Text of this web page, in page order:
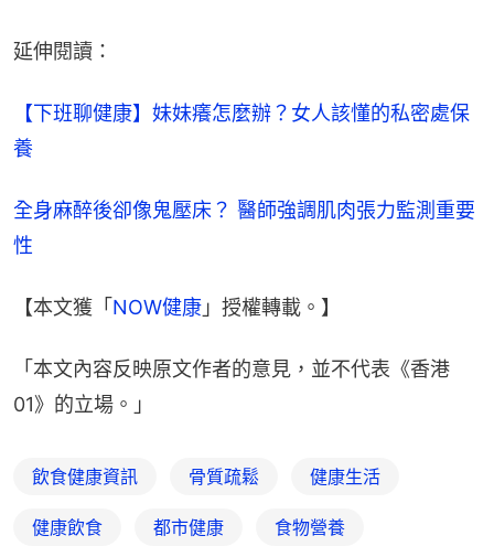
延伸閱讀：
【下班聊健康】妹妹癢怎麼辦？女人該懂的私密處保
養
全身麻醉後卻像鬼壓床？ 醫師強調肌肉張力監測重要
性
【本文獲「 NOW健康 」授權轉載。】
「本文內容反映原文作者的意見，並不代表《香港
01》的立場。」
飲食健康資訊 骨質疏鬆 健康生活
健康飲食 都市健康 食物營養